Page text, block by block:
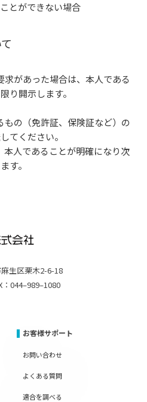
とができない場合
があった場合は、本人である
り開示します。
の（免許証、保険証など）の
てください。
本人であることが明確になり次
す。
生区栗木2-6-18
044–989–1080
お客様サポート
お問い合わせ
よくある質問
適合を調べる